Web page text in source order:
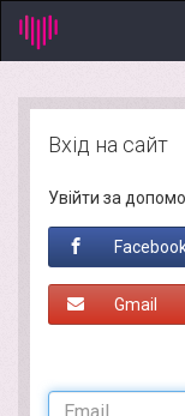
Вхід на сайт
Увійти за
Gmail